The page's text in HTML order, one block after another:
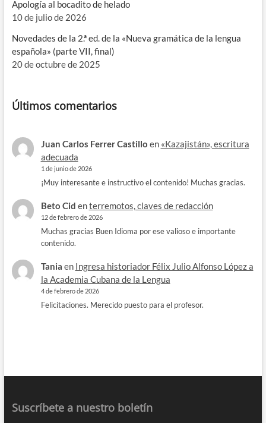
Apología al bocadito de helado
10 de julio de 2026
Novedades de la 2.ª ed. de la «Nueva gramática de la lengua
española» (parte VII, final)
20 de octubre de 2025
Últimos comentarios
Juan Carlos Ferrer Castillo en «Kazajistán», escritura
adecuada
1 de junio de 2026
¡Muy interesante e instructivo el contenido! Muchas gracias.
Beto Cid enterremotos, claves de redacción
12 de febrero de 2026
Muchas gracias Buen Idioma por ese valioso e importante
contenido.
Tania en Ingresa historiador Félix Julio Alfonso López a
la Academia Cubana de la Lengua
4 de febrero de 2026
Felicitaciones. Merecido puesto para el profesor.
Suscríbete a nuestro boletín